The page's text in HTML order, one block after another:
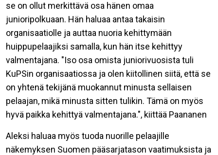
se on ollut merkittävä osa hänen omaa
junioripolkuaan. Hän haluaa antaa takaisin
organisaatiolle ja auttaa nuoria kehittymään
huippupelaajiksi samalla, kun hän itse kehittyy
valmentajana. "Iso osa omista juniorivuosista tuli
KuPSin organisaatiossa ja olen kiitollinen siitä, että se
on yhtenä tekijänä muokannut minusta sellaisen
pelaajan, mikä minusta sitten tulikin. Tämä on myös
hyvä paikka kehittyä valmentajana.", kiittää Paananen
Aleksi haluaa myös tuoda nuorille pelaajille
näkemyksen Suomen pääsarjatason vaatimuksista ja